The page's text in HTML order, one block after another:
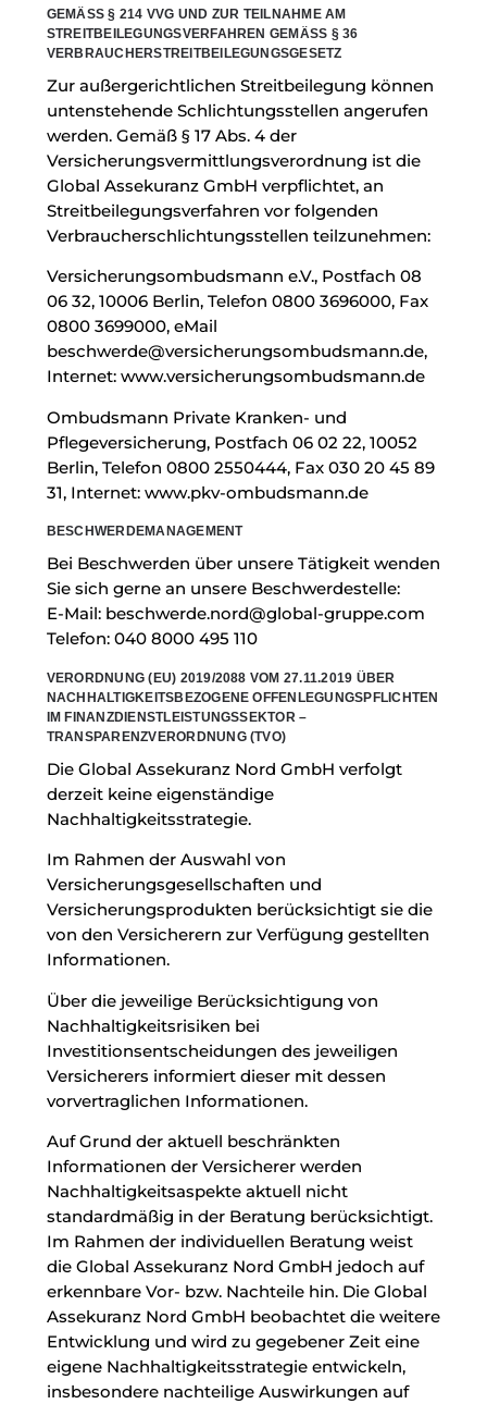
GEMÄSS § 214 VVG UND ZUR TEILNAHME AM S
TREITBEILEGUNGSVERFAHREN GEMÄSS § 36 VE
RBRAUCHERSTREITBEILEGUNGSGESETZ
Zur außergerichtlichen Streitbeilegung können
untenstehende Schlichtungsstellen angerufen
werden. Gemäß § 17 Abs. 4 der
Versicherungsvermittlungsverordnung ist die
Global Assekuranz GmbH verpflichtet, an
Streitbeilegungsverfahren vor folgenden
Verbraucherschlichtungsstellen teilzunehmen:
Versicherungsombudsmann e.V., Postfach 08
06 32, 10006 Berlin, Telefon 0800 3696000, Fax
0800 3699000, eMail
beschwerde@versicherungsombudsmann.de,
Internet: www.versicherungsombudsmann.de
Ombudsmann Private Kranken- und
Pflegeversicherung, Postfach 06 02 22, 10052
Berlin, Telefon 0800 2550444, Fax 030 20 45 89
31, Internet: www.pkv-ombudsmann.de
BESCHWERDEMANAGEMENT
Bei Beschwerden über unsere Tätigkeit wenden
Sie sich gerne an unsere Beschwerdestelle:
E-Mail: beschwerde.nord@global-gruppe.com
Telefon: 040 8000 495 110
VERORDNUNG (EU) 2019/2088 VOM 27.11.2019 ÜBER
NACHHALTIGKEITSBEZOGENE OFFENLEGUNGSPFLICHTEN
IM FINANZDIENSTLEISTUNGSSEKTOR –
TRANSPARENZVERORDNUNG (TVO)
Die Global Assekuranz Nord GmbH verfolgt
derzeit keine eigenständige
Nachhaltigkeitsstrategie.
Im Rahmen der Auswahl von
Versicherungsgesellschaften und
Versicherungsprodukten berücksichtigt sie die
von den Versicherern zur Verfügung gestellten
Informationen.
Über die jeweilige Berücksichtigung von
Nachhaltigkeitsrisiken bei
Investitionsentscheidungen des jeweiligen
Versicherers informiert dieser mit dessen
vorvertraglichen Informationen.
Auf Grund der aktuell beschränkten
Informationen der Versicherer werden
Nachhaltigkeitsaspekte aktuell nicht
standardmäßig in der Beratung berücksichtigt.
Im Rahmen der individuellen Beratung weist
die Global Assekuranz Nord GmbH jedoch auf
erkennbare Vor- bzw. Nachteile hin. Die Global
Assekuranz Nord GmbH beobachtet die weitere
Entwicklung und wird zu gegebener Zeit eine
eigene Nachhaltigkeitsstrategie entwickeln,
insbesondere nachteilige Auswirkungen auf